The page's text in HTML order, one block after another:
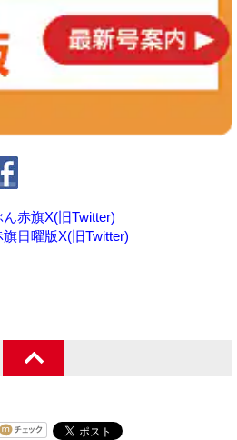
赤旗X(旧Twitter)
日曜版X(旧Twitter)